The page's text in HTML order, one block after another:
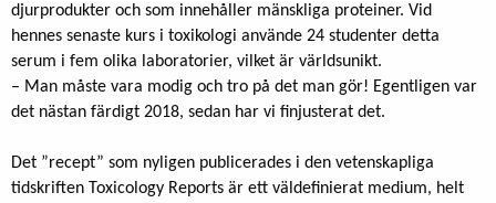
djurprodukter och som innehåller mänskliga proteiner. Vid
hennes senaste kurs i toxikologi använde 24 studenter detta
serum i fem olika laboratorier, vilket är världsunikt.
– Man måste vara modig och tro på det man gör! Egentligen var
det nästan färdigt 2018, sedan har vi finjusterat det.
Det ”recept” som nyligen publicerades i den vetenskapliga
tidskriften Toxicology Reports är ett väldefinierat medium, helt